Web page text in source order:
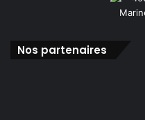
Nos partenaires